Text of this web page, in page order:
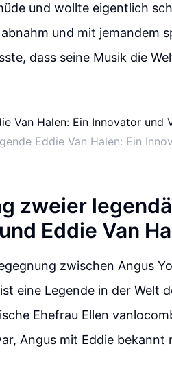
und wollte eigentlich
und mit jemandem
dass seine Musik die
Eddie Van Halen: Ein
zweier
Eddie Van
zwischen Angus
eine Legende in der Welt
Ehefrau Ellen
Angus mit Eddie bekannt